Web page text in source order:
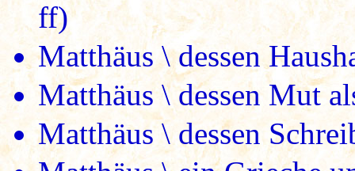
ff)
Matthäus \ dessen
Matthäus \ dessen Mut
Matthäus \ dessen